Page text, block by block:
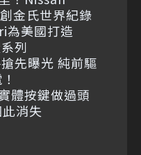
金氏世界紀錄
為美國打造
列
先曝光 純前驅
體按鍵做過頭
消失